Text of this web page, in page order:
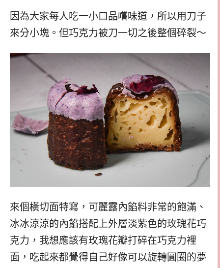
因為大家每人吃一小口品嚐味道，所以用刀子
來分小塊。但巧克力被刀一切之後整個碎裂～
來個橫切面特寫，可麗露內餡料非常的飽滿、
冰冰涼涼的內餡搭配上外層淡紫色的玫瑰花巧
克力，我想應該有玫瑰花瓣打碎在巧克力裡
面，吃起來都覺得自己好像可以旋轉圓圈的夢